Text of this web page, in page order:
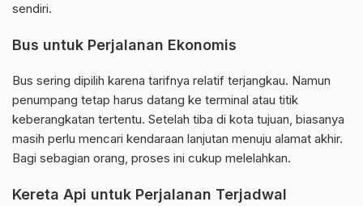
sendiri.
Bus untuk Perjalanan Ekonomis
Bus sering dipilih karena tarifnya relatif terjangkau. Namun
penumpang tetap harus datang ke terminal atau titik
keberangkatan tertentu. Setelah tiba di kota tujuan, biasanya
masih perlu mencari kendaraan lanjutan menuju alamat akhir.
Bagi sebagian orang, proses ini cukup melelahkan.
Kereta Api untuk Perjalanan Terjadwal